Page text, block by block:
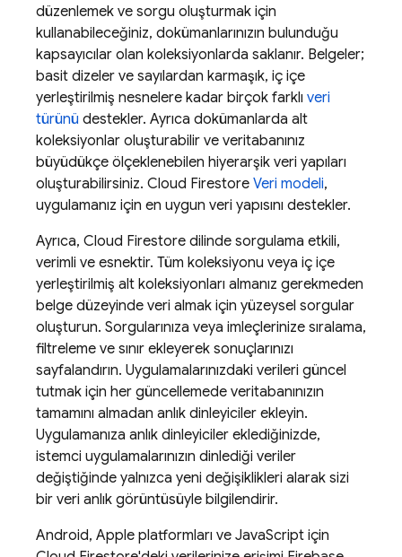
düzenlemek ve sorgu oluşturmak için
kullanabileceğiniz, dokümanlarınızın bulunduğu
kapsayıcılar olan koleksiyonlarda saklanır. Belgeler;
basit dizeler ve sayılardan karmaşık, iç içe
yerleştirilmiş nesnelere kadar birçok farklı veri
türünü destekler. Ayrıca dokümanlarda alt
koleksiyonlar oluşturabilir ve veritabanınız
büyüdükçe ölçeklenebilen hiyerarşik veri yapıları
oluşturabilirsiniz. Cloud Firestore Veri modeli,
uygulamanız için en uygun veri yapısını destekler.
Ayrıca, Cloud Firestore dilinde sorgulama etkili,
verimli ve esnektir. Tüm koleksiyonu veya iç içe
yerleştirilmiş alt koleksiyonları almanız gerekmeden
belge düzeyinde veri almak için yüzeysel sorgular
oluşturun. Sorgularınıza veya imleçlerinize sıralama,
filtreleme ve sınır ekleyerek sonuçlarınızı
sayfalandırın. Uygulamalarınızdaki verileri güncel
tutmak için her güncellemede veritabanınızın
tamamını almadan anlık dinleyiciler ekleyin.
Uygulamanıza anlık dinleyiciler eklediğinizde,
istemci uygulamalarınızın dinlediği veriler
değiştiğinde yalnızca yeni değişiklikleri alarak sizi
bir veri anlık görüntüsüyle bilgilendirir.
Android, Apple platformları ve JavaScript için